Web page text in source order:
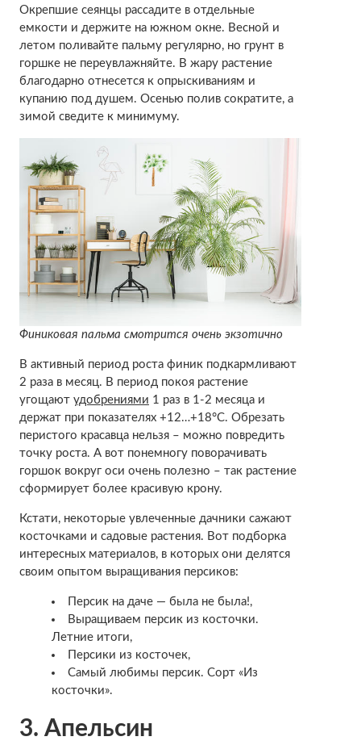
Окрепшие сеянцы рассадите в отдельные
емкости и держите на южном окне. Весной и
летом поливайте пальму регулярно, но грунт в
горшке не переувлажняйте. В жару растение
благодарно отнесется к опрыскиваниям и
купанию под душем. Осенью полив сократите, а
зимой сведите к минимуму.
Финиковая пальма смотрится очень экзотично
В активный период роста финик подкармливают
2 раза в месяц. В период покоя растение
угощают удобрениями 1 раз в 1-2 месяца и
держат при показателях +12…+18°С. Обрезать
перистого красавца нельзя – можно повредить
точку роста. А вот понемногу поворачивать
горшок вокруг оси очень полезно – так растение
сформирует более красивую крону.
Кстати, некоторые увлеченные дачники сажают
косточками и садовые растения. Вот подборка
интересных материалов, в которых они делятся
своим опытом выращивания персиков:
Персик на даче — была не была!,
Выращиваем персик из косточки.
Летние итоги,
Персики из косточек,
Самый любимы персик. Сорт «Из
косточки».
3. Апельсин